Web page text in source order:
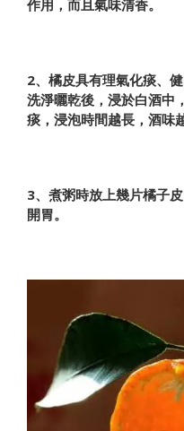
作用，而且氣味清香。
2、橘皮具有理氣化痰、
洗淨曬乾後，浸於白酒中
痰，浸泡時間越長，酒味
3、煮粥時放上幾片橘子
開胃。